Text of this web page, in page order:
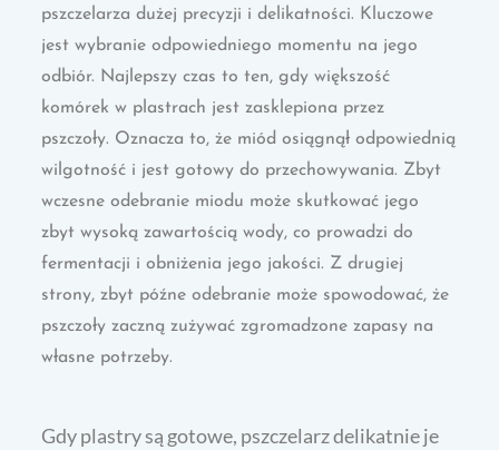
pszczelarza dużej precyzji i delikatności. Kluczowe
jest wybranie odpowiedniego momentu na jego
odbiór. Najlepszy czas to ten, gdy większość
komórek w plastrach jest zasklepiona przez
pszczoły. Oznacza to, że miód osiągnął odpowiednią
wilgotność i jest gotowy do przechowywania. Zbyt
wczesne odebranie miodu może skutkować jego
zbyt wysoką zawartością wody, co prowadzi do
fermentacji i obniżenia jego jakości. Z drugiej
strony, zbyt późne odebranie może spowodować, że
pszczoły zaczną zużywać zgromadzone zapasy na
własne potrzeby.
Gdy plastry są gotowe, pszczelarz delikatnie je